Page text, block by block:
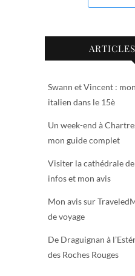
Swann et Vincent :
italien dans le 15è
Un week-end à
mon guide complet
Visiter la cathédrale
infos et mon avis
Mon avis sur
de voyage
De Draguignan à
des Roches Rouges